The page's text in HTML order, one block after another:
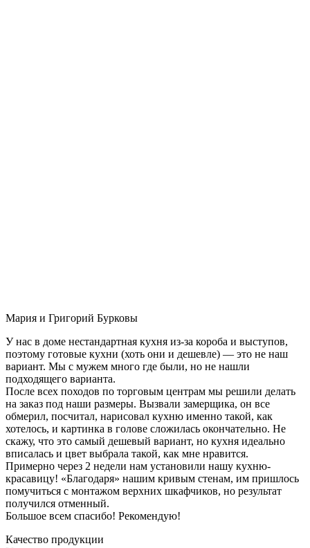
Мария и Григорий Бурковы
У нас в доме нестандартная кухня из-за короба и выступов,
поэтому готовые кухни (хоть они и дешевле) — это не наш
вариант. Мы с мужем много где были, но не нашли
подходящего варианта.
После всех походов по торговым центрам мы решили делать
на заказ под наши размеры. Вызвали замерщика, он все
обмерил, посчитал, нарисовал кухню именно такой, как
хотелось, и картинка в голове сложилась окончательно. Не
скажу, что это самый дешевый вариант, но кухня идеально
вписалась и цвет выбрала такой, как мне нравится.
Примерно через 2 недели нам установили нашу кухню-
красавицу! «Благодаря» нашим кривым стенам, им пришлось
помучиться с монтажом верхних шкафчиков, но результат
получился отменный.
Большое всем спасибо! Рекомендую!
Качество продукции